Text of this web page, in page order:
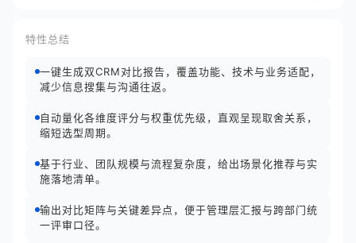
特性总结
一键生成双CRM对比报告，覆盖功能、技术与业务适配，
减少信息搜集与沟通往返。
自动量化各维度评分与权重优先级，直观呈现取舍关系，
缩短选型周期。
基于行业、团队规模与流程复杂度，给出场景化推荐与实
施落地清单。
输出对比矩阵与关键差异点，便于管理层汇报与跨部门统
一评审口径。